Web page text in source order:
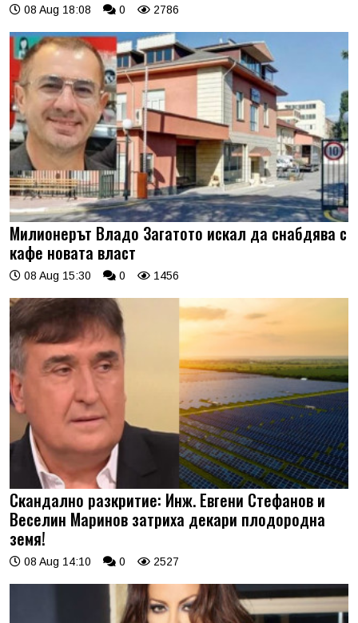
08 Aug 18:08 0 2786
Милионерът Владо Загатото искал да снабдява с
кафе новата власт
08 Aug 15:30 0 1456
Скандално разкритие: Инж. Евгени Стефанов и
Веселин Маринов затриха декари плодородна
земя!
08 Aug 14:10 0 2527